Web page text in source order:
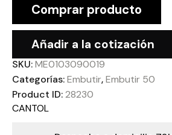
Comprar producto
Añadir a la cotización
SKU:ME0103090019
Categorías:Embutir,Embutir 50
Product ID:28230
CANTOL